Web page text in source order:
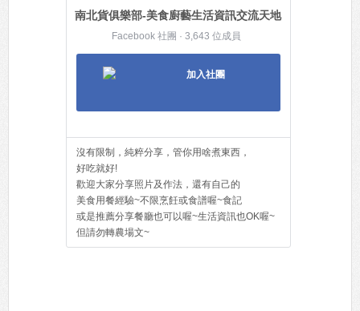
南北貨俱樂部-美食廚藝生活資訊交流天地
Facebook 社團 · 3,643 位成員
加入社團
沒有限制，純粹分享，管你用啥煮東西，
好吃就好!
歡迎大家分享照片及作法，還有自己的
美食用餐經驗~不限烹飪或食譜喔~食記
或是推薦分享餐廳也可以喔~生活資訊也OK喔~
但請勿轉農場文~